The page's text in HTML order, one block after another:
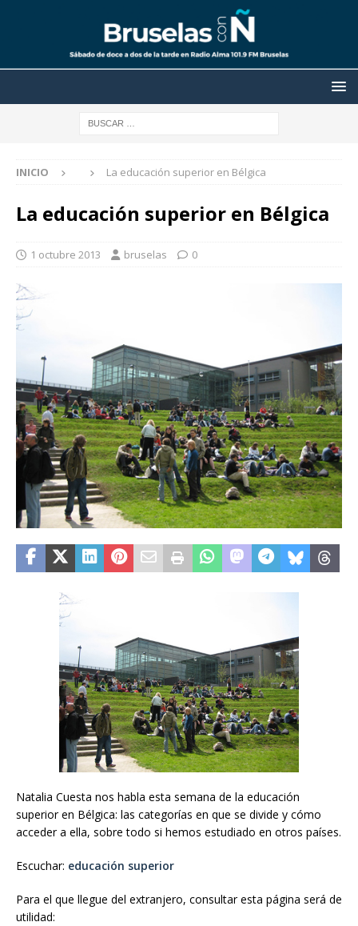
INICIO La educación superior en Bélgica
La educación superior en Bélgica
1 octubre 2013 bruselas 0
Natalia Cuesta nos habla esta semana de la educación
superior en Bélgica: las categorías en que se divide y cómo
acceder a ella, sobre todo si hemos estudiado en otros países.
Escuchar: educación superior
Para el que llegue del extranjero, consultar esta página será de
utilidad: